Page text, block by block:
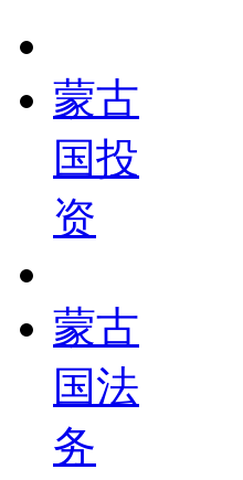
蒙古
国投
资
蒙古
国法
务